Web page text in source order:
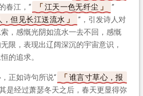
春江，“ 江天一色无纤尘
”
，但见长江送流水
”，引发诗人对
，感慨光阴如流水一去不回，感慨
限，表现出辽阔深沉的宇宙意识，
的追求。
正如诗句所说“
谁言寸草心，报
是经过萧瑟冬天之后，春天更显得弥